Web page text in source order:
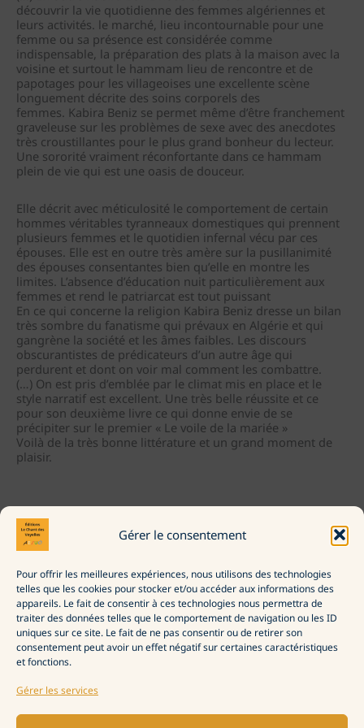
Gérer le consentement
Pour offrir les meilleures expériences, nous utilisons des technologies
telles que les cookies pour stocker et/ou accéder aux informations des
appareils. Le fait de consentir à ces technologies nous permettra de
traiter des données telles que le comportement de navigation ou les ID
uniques sur ce site. Le fait de ne pas consentir ou de retirer son
consentement peut avoir un effet négatif sur certaines caractéristiques
et fonctions.
Gérer les services
découvrir la vie quotidienne des femmes algériennes et
leurs activités. le marché, lieu incontournable pour une
femme ou sa présence est considérée comme
indispensable, la préparation des plats à la maison avec la
voisine et surtout le hammam lieu de rencontre et de
papotages pour les villageoises une excellente scène
longuement décrite des soins corporels des
femmes. Kabira Beniz se permet même d’être franchement
graveleuse sur les problèmes de sexe avec des anecdotes
très croustillantes pour le plus grand bonheur du lecteur.
Une sororité vraiment réconfortante dans ce hammam
plein de vie qui est une oasis de douceur.
Elle décrit avec méticulosité le comportement de certain
hommes véritables tyranneaux domestiques qui prennent
plusieurs femmes et le quotidien infernal vécu par ces
épouses. Elle est en outre très amère sur la pusillanimité
des épouses consentantes bien qu’elle en montre les
limites. L’absence d’éducation nuit particulièrement aux
femmes et rend le patriarcat est tout puissant
En ce qui concerne la religion Kabira Beniz dresse un bilan
très sombre du fanatisme qui prévaux en Algérie et qui
gangrène la société et les âmes faibles. Les discours
obscurantistes de prédicateurs d’un autre âge qui
perdurent et dont on voir mal comment les combattre.
(…) On est pris d’emblée par le climat mis en place et le
style narratif est excellent. Une très belle réussite et ce
pour son deuxième livre ce qui donne envie de se
précipiter sur le premier « Le voile de la mariée »
Voilà de la très bonne littérature et un grand moment de
plaisir.
← →
La Maison d’édition
Commander
Politique de confidentialité
Politique de cookies (UE)